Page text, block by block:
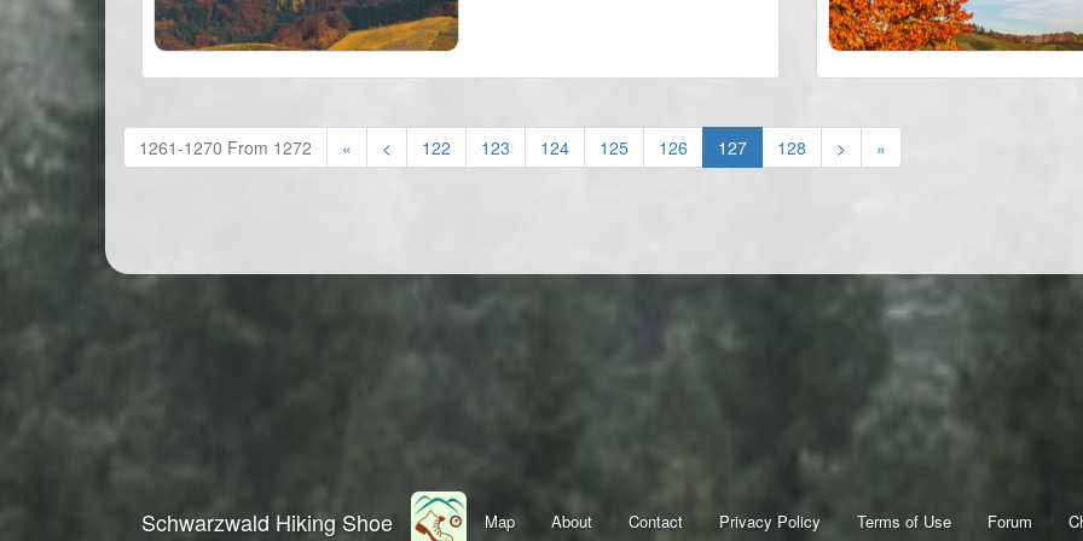
1261-1270 From 1272 « < 122 123 124 125 126 127(current)
128 > »
Schwarzwald Hiking Shoe Map About Contact Privacy Policy Terms of Use Forum